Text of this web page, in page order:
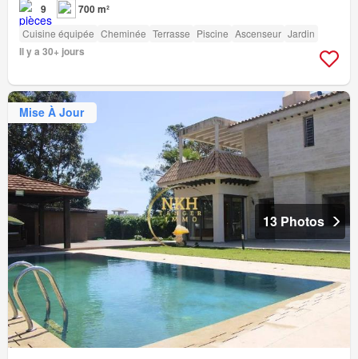
9 700 m²
Cuisine équipée Cheminée Terrasse Piscine Ascenseur Jardin
Il y a 30+ jours
Mise À Jour
13 Photos